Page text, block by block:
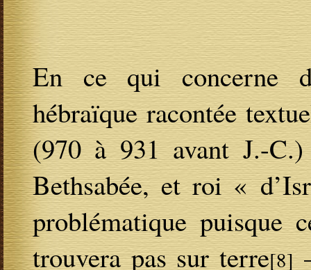
En ce qui concerne
hébraïque racontée
(970 à 931 avant J.-
Bethsabée, et roi «
problématique puisque
trouvera pas sur terre[8]